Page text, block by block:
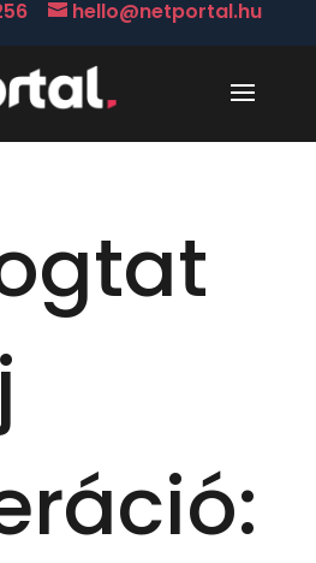
hello@netportal.hu